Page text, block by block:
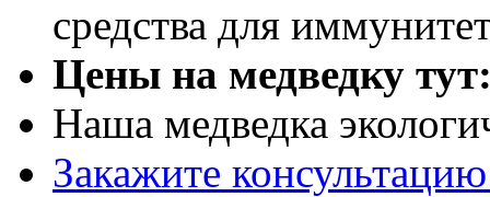
средства для
Цены на медведку
Наша медведка
Закажите